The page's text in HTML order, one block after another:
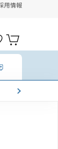
用情報